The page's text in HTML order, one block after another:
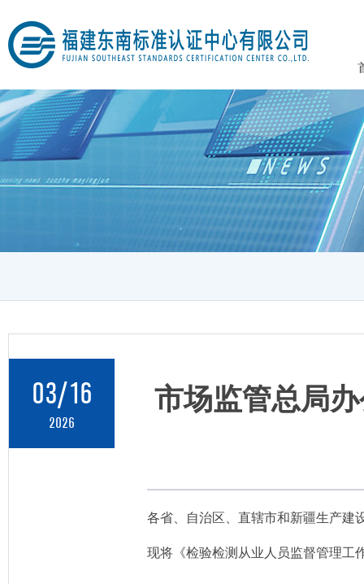
市场监管总局
03/16
2026
各省、自治区、直辖市和新疆生产建
现将《检验检测从业人员监督管理工